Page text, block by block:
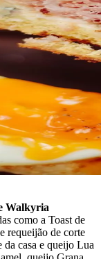
Walkyria
como a Toast de
requeijão de corte
casa e queijo Lua